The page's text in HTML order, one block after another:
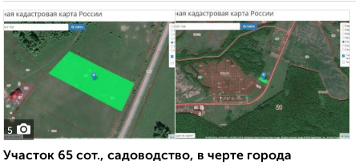
5
Участок 65 сот., садоводство, в черте города